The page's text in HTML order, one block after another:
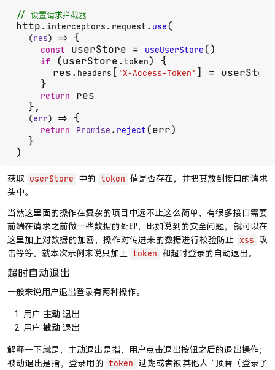
// 设置请求拦截器
http. interceptors . request . use(
(res) => {
const userStore = useUserStore()
if (userStore.token) {
      res.
headers [ 'X-Access-Token' ] =
    }
return
res
  },
(err) => {
return Promise . reject(err)
  }
)
获取 userStore 中的 token 值是否存在，并把其放到接口的请求
头中。
当然这里面的操作在复杂的项目中远不止这么简单，有很多接口需要
前端在请求之前做一些数据的处理，比如说到的安全问题，就可以在
这里加上对数据的加密，操作对传进来的数据进行校验防止 xss 攻
击等等。就本次示例来说只加上 token 和超时登录的自动退出。
超时自动退出
一般来说用户退出登录有两种操作。
用户 主动 退出
用户 被动 退出
解释一下就是，主动退出是指，用户点击退出按钮之后的退出操作；
被动退出是指，登录用的 token 过期或者被其他人 ”顶替（登录了